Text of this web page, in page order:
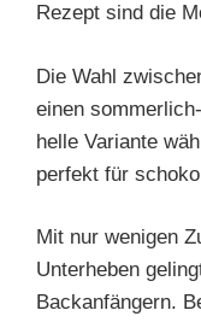
Rezept sind die
Die Wahl
einen
helle Variante
perfekt für
Mit nur wenigen
Unterheben
Backanfängern.